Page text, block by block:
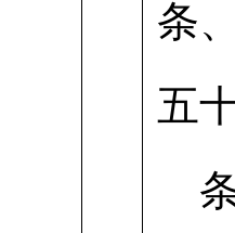
条
五